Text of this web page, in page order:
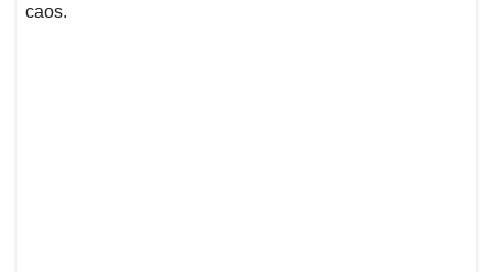
caos.